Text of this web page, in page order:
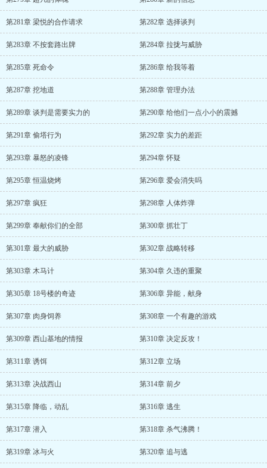
第281章 梁悦的合作请求 第282章 选择谈判
第283章 不按套路出牌 第284章 拉拢与威胁
第285章 死命令 第286章 给我等着
第287章 挖地道 第288章 管理办法
第289章 谈判是需要实力的 第290章 给他们一点小小的震撼
第291章 偷塔行为 第292章 实力的差距
第293章 暴怒的凌锋 第294章 怀疑
第295章 恒温烧烤 第296章 爱会消失吗
第297章 疯狂 第298章 人体炸弹
第299章 奉献你们的全部 第300章 抓壮丁
第301章 最大的威胁 第302章 战略转移
第303章 木马计 第304章 久违的重聚
第305章 18号楼的奇迹 第306章 异能，献身
第307章 肉身饲养 第308章 一个有趣的游戏
第309章 西山基地的情报 第310章 决定反攻！
第311章 诱饵 第312章 立场
第313章 决战西山 第314章 前夕
第315章 降临，动乱 第316章 逃生
第317章 潜入 第318章 杀气沸腾！
第319章 冰与火 第320章 追与逃